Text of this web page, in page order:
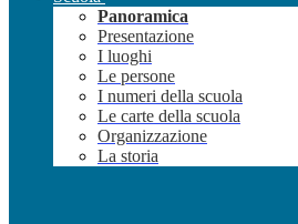
Panoramica
Presentazione
I luoghi
Le persone
I numeri della scuola
Le carte della scuola
Organizzazione
La storia